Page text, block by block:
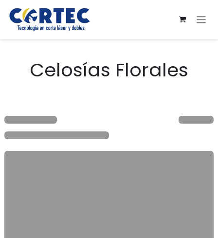
Ir al contenido
Celosías Florales